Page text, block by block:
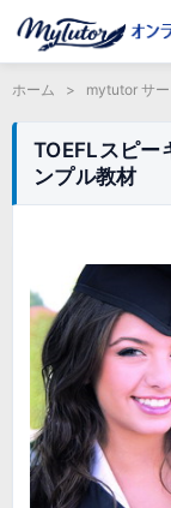
ホーム > mytutor サ
TOEFLスピ
ンプル教材